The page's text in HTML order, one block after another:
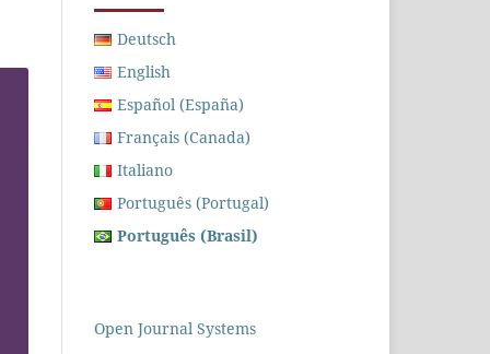
Deutsch
English
Español (España)
Français (Canada)
Italiano
Português (Portugal)
Português (Brasil)
Open Journal Systems